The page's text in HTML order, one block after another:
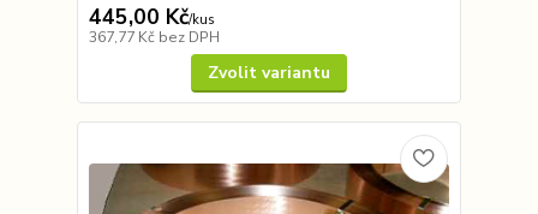
445,00 Kč/kus
367,77 Kč bez DPH
Zvolit variantu